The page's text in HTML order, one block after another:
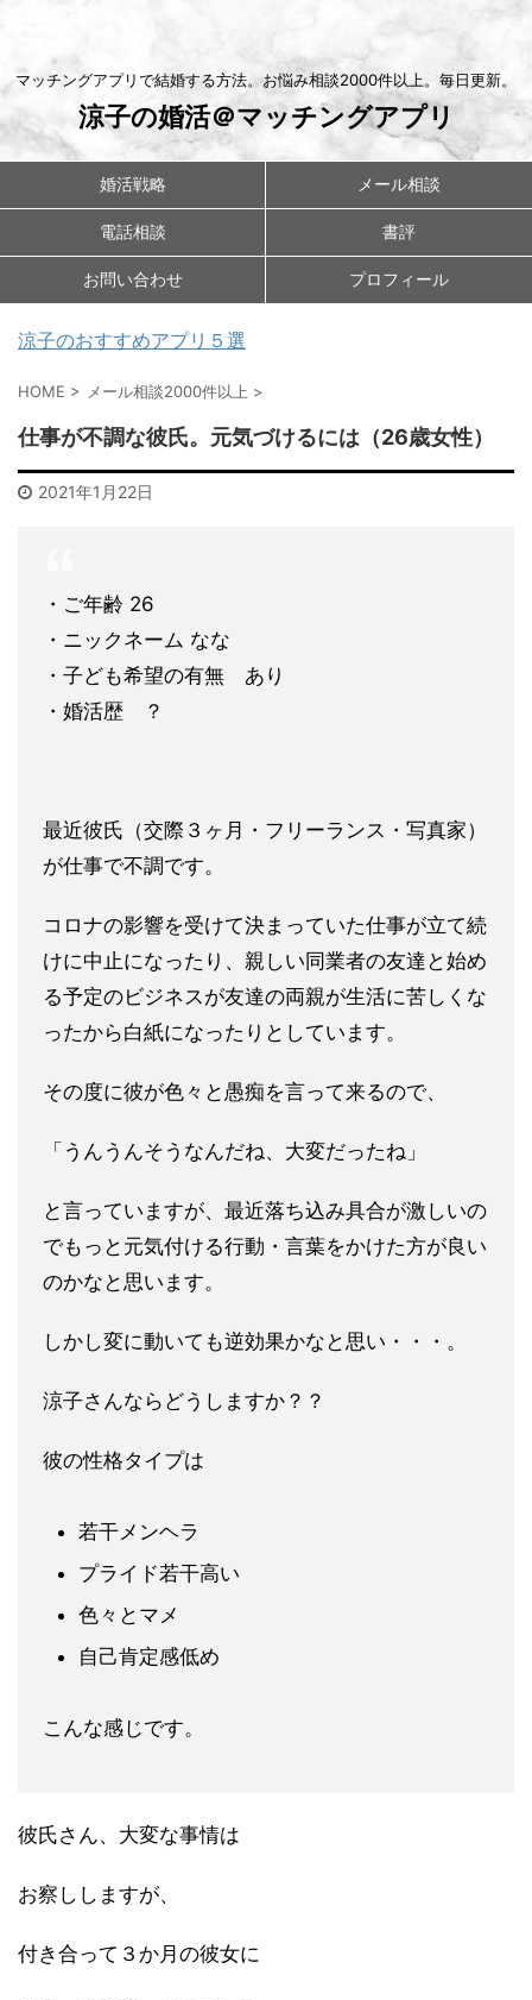
マッチングアプリで結婚する方法。お悩み相談2000件以上。毎日更新。
涼子の婚活＠マッチングアプリ
婚活戦略 メール相談
電話相談 書評
お問い合わせ プロフィール
涼子のおすすめアプリ５選
HOME > メール相談2000件以上 >
仕事が不調な彼氏。元気づけるには（26歳女性）
2021年1月22日
・ご年齢 26
・ニックネーム なな
・子ども希望の有無 あり
・婚活歴 ？
最近彼氏（交際３ヶ月・フリーランス・写真家）
が仕事で不調です。
コロナの影響を受けて決まっていた仕事が立て続
けに中止になった り、親しい同業者の友達と始め
る予定のビジネスが友達の両親が生活に苦しくな
ったから白紙になったりとしています。
その度に彼が色々と愚痴を言って来るので、
「うんうんそうなんだね、大変だったね」
と言っていますが、最近落ち込み具合が激しいの
でもっと元気付ける行動・言葉をかけた方が良い
のかなと思いま す。
しかし変に動いても逆効果かなと思い・・・。
涼子さんならどうしますか？？
彼の性格タイプは
若干メンヘラ
プライド若干高い
色々とマメ
自己肯定感低め
こんな感じです。
彼氏さん、大変な事情は
お察ししますが、
付き合って３か月の彼女に